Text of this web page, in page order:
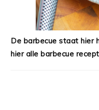
De barbecue staat hier
hier alle barbecue